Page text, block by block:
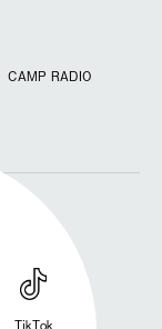
CAMP RADIO
TikTok